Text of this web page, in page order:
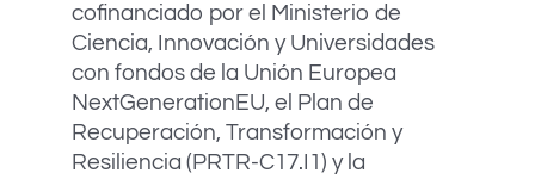
cofinanciado por el Ministerio de
Ciencia, Innovación y Universidades
con fondos de la Unión Europea
NextGenerationEU, el Plan de
Recuperación, Transformación y
Resiliencia (PRTR-C17.I1) y la